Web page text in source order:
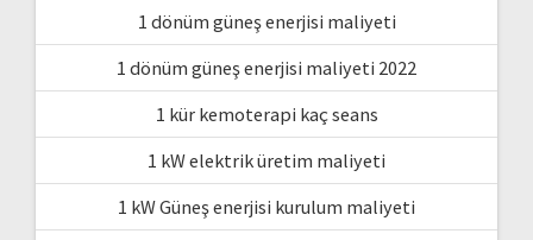
1 dönüm güneş enerjisi maliyeti
1 dönüm güneş enerjisi maliyeti 2022
1 kür kemoterapi kaç seans
1 kW elektrik üretim maliyeti
1 kW Güneş enerjisi kurulum maliyeti